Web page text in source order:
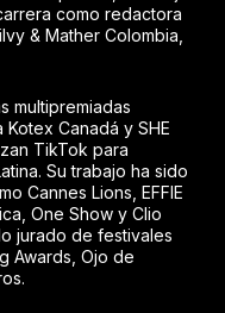
como redactora
& Mather Colombia,
multipremiadas
Kotex Canadá y SHE
TikTok para
Su trabajo ha sido
Cannes Lions, EFFIE
One Show y Clio
jurado de festivales
Awards, Ojo de